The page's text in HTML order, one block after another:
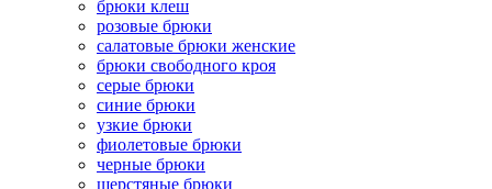
брюки клеш
розовые брюки
салатовые брюки женские
брюки свободного кроя
серые брюки
синие брюки
узкие брюки
фиолетовые брюки
черные брюки
шерстяные брюки